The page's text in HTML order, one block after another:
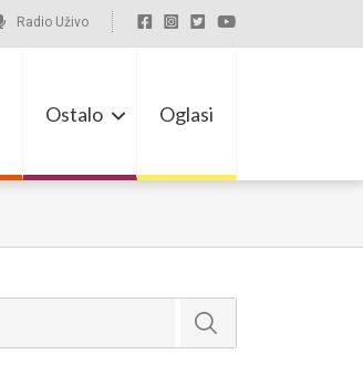
Radio Uživo
Ostalo Oglasi